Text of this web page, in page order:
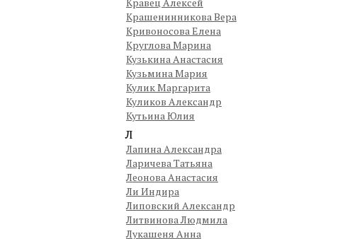
Крашенинникова Вера
Кривоносова Елена
Круглова Марина
Кузькина Анастасия
Кузьмина Мария
Кулик Маргарита
Куликов Александр
Кутьина Юлия
Л
Лапина Александра
Ларичева Татьяна
Леонова Анастасия
Ли Индира
Липовский Александр
Литвинова Людмила
Лукашеня Анна